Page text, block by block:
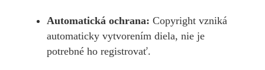
Automatická ochrana: Copyright vzniká
automaticky vytvorením diela, nie je
potrebné ho registrovať.